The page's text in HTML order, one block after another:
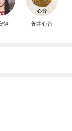
伊 蒼井心音